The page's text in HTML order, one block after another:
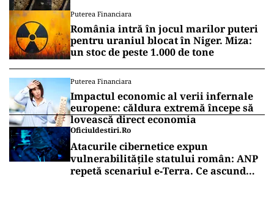
Puterea Financiara
România intră în jocul marilor puteri
pentru uraniul blocat în Niger. Miza:
un stoc de peste 1.000 de tone
Puterea Financiara
Impactul economic al verii infernale
europene: căldura extremă începe să
lovească direct economia
Oficiuldestiri.ro
Atacurile cibernetice expun
vulnerabilitățile statului român: ANP
repetă scenariul e‑Terra. Ce ascund